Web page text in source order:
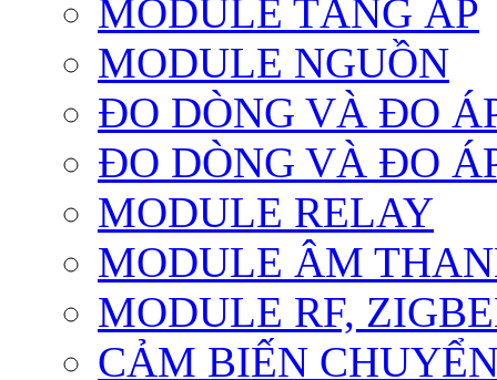
MODULE TĂNG ÁP
MODULE NGUỒN
ĐO DÒNG VÀ ĐO
ĐO DÒNG VÀ ĐO
MODULE RELAY
MODULE ÂM
MODULE RF,
CẢM BIẾN